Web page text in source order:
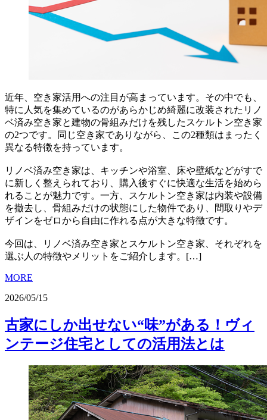
近年、空き家活用への注目が高まっています。その中でも、
特に人気を集めているのがあらかじめ綺麗に改装されたリノ
ベ済み空き家と建物の骨組みだけを残したスケルトン空き家
の2つです。同じ空き家でありながら、この2種類はまったく
異なる特徴を持っています。
リノベ済み空き家は、キッチンや浴室、床や壁紙などがすで
に新しく整えられており、購入後すぐに快適な生活を始めら
れることが魅力です。一方、スケルトン空き家は内装や設備
を撤去し、骨組みだけの状態にした物件であり、間取りやデ
ザインをゼロから自由に作れる点が大きな特徴です。
今回は、リノベ済み空き家とスケルトン空き家、それぞれを
選ぶ人の特徴やメリットをご紹介します。[…]
MORE
2026/05/15
古家にしか出せない“味”がある！ヴィ
ンテージ住宅としての活用法とは